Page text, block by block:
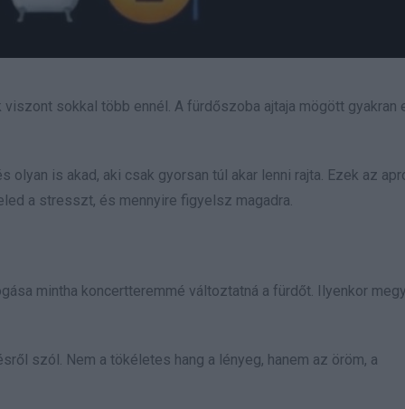
sokkal több ennél. A fürdőszoba ajtaja mögött gyakran
is akad, aki csak gyorsan túl akar lenni rajta. Ezek az
a stresszt, és mennyire figyelsz magadra.
mintha koncertteremmé változtatná a fürdőt. Ilyenkor
szól. Nem a tökéletes hang a lényeg, hanem az öröm, a